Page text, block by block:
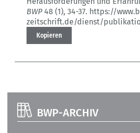
BWP48 (1), 34-37. https://
zeitschrift.de/dienst/
Kopieren
BWP-ARCHIV